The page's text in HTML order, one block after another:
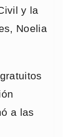
y la
Noelia
a las